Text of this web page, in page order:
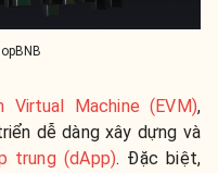
Virtual Machine (EVM),
dễ dàng xây dựng và
trung (dApp). Đặc biệt,